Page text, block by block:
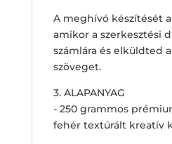
A meghívó készítését
amikor a szerkesztési
számlára és elküldted
szöveget.
3. ALAPANYAG
- 250 grammos
fehér textúrált kreatív